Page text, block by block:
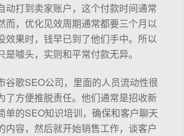
动打到卖家账户，这个付款时间通常
而，优化见效周期通常都要三个月以
效果时，钱早已到了他们手中。所以
是噱头，实则和平常付款无异。
谷歌SEO公司，里面的人员流动性很
了方便推脱责任。他们通常是招收新
单的SEO知识培训，确保和客户聊天
内容，然后就开始销售工作，谈客户